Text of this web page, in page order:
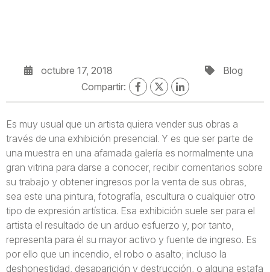
octubre 17, 2018
Blog
Compartir:
Es muy usual que un artista quiera vender sus obras a
través de una exhibición presencial. Y es que ser parte de
una muestra en una afamada galería es normalmente una
gran vitrina para darse a conocer, recibir comentarios sobre
su trabajo y obtener ingresos por la venta de sus obras,
sea este una pintura, fotografía, escultura o cualquier otro
tipo de expresión artística. Esa exhibición suele ser para el
artista el resultado de un arduo esfuerzo y, por tanto,
representa para él su mayor activo y fuente de ingreso. Es
por ello que un incendio, el robo o asalto; incluso la
deshonestidad, desaparición y destrucción, o alguna estafa